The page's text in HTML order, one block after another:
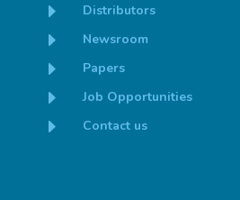
E Distributors
E Newsroom
E Papers
E Job Opportunities
E Contact us